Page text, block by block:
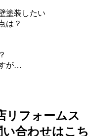
塗装したい
は？
が…